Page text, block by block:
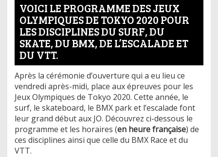
VOICI LE PROGRAMME DES JEUX
OLYMPIQUES DE TOKYO 2020 POUR
LES DISCIPLINES DU SURF, DU
SKATE, DU BMX, DE L’ESCALADE ET
DU VTT.
Après la cérémonie d’ouverture qui a eu lieu ce
vendredi après-midi, place aux épreuves pour les
Jeux Olympiques de Tokyo 2020. Cette année, le
surf, le skateboard, le BMX park et l’escalade font
leur grand début aux JO. Découvrez ci-dessous le
programme et les horaires (en heure française) de
ces disciplines ainsi que celle du BMX Race et du
VTT.